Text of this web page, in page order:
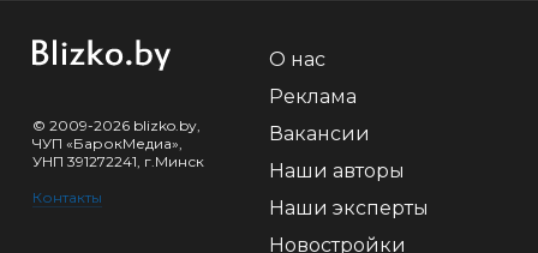
© 2009-2026 blizko.by,
ЧУП «БарокМедиа»,
УНП 391272241, г.Минск
Контакты
О нас
Реклама
Вакансии
Наши авторы
Наши эксперты
Новостройки